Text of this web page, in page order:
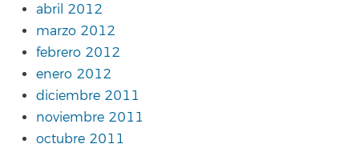
abril 2012
marzo 2012
febrero 2012
enero 2012
diciembre 2011
noviembre 2011
octubre 2011